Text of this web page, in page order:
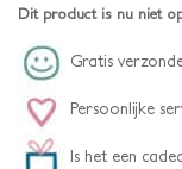
Dit product is nu niet
Gratis
Persoonlijke
Is het een